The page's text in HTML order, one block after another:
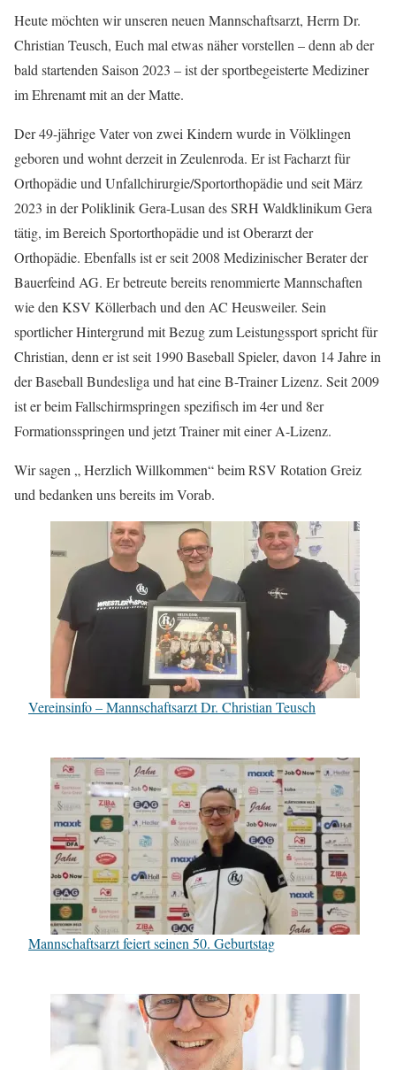
Heute möchten wir unseren neuen Mannschaftsarzt, Herrn Dr.
Christian Teusch, Euch mal etwas näher vorstellen – denn ab der
bald startenden Saison 2023 – ist der sportbegeisterte Mediziner
im Ehrenamt mit an der Matte.
Der 49-jährige Vater von zwei Kindern wurde in Völklingen
geboren und wohnt derzeit in Zeulenroda. Er ist Facharzt für
Orthopädie und Unfallchirurgie/Sportorthopädie und seit März
2023 in der Poliklinik Gera-Lusan des SRH Waldklinikum Gera
tätig, im Bereich Sportorthopädie und ist Oberarzt der
Orthopädie. Ebenfalls ist er seit 2008 Medizinischer Berater der
Bauerfeind AG. Er betreute bereits renommierte Mannschaften
wie den KSV Köllerbach und den AC Heusweiler. Sein
sportlicher Hintergrund mit Bezug zum Leistungssport spricht für
Christian, denn er ist seit 1990 Baseball Spieler, davon 14 Jahre in
der Baseball Bundesliga und hat eine B-Trainer Lizenz. Seit 2009
ist er beim Fallschirmspringen spezifisch im 4er und 8er
Formationsspringen und jetzt Trainer mit einer A-Lizenz.
Wir sagen „ Herzlich Willkommen“ beim RSV Rotation Greiz
und bedanken uns bereits im Vorab.
Vereinsinfo – Mannschaftsarzt Dr. Christian Teusch
Mannschaftsarzt feiert seinen 50. Geburtstag